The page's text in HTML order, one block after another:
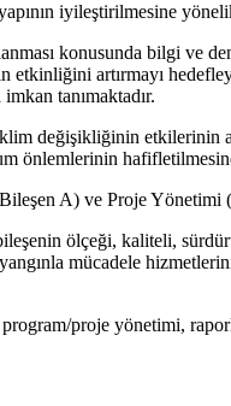
iyileştirilmesine
konusunda bilgi ve
etkinliğini artırmayı
tanımaktadır.
değişikliğinin
(Bileşen A) ve Proje
ölçeği, kaliteli,
mücadele
proje yönetimi,